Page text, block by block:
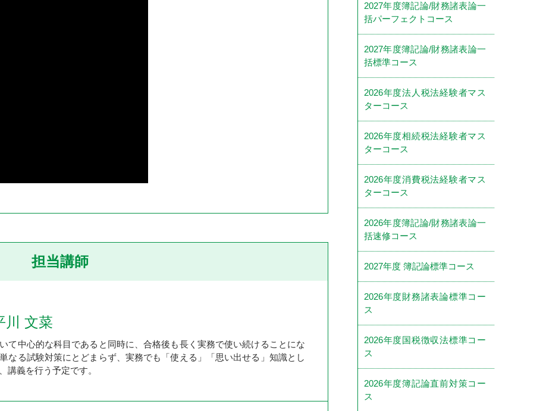
担当講師
川 文菜
て中心的な科目であると同時に、合格後も長く実務で使い続けることにな
なる試験対策にとどまらず、実務でも「使える」「思い出せる」知識とし
講義を行う予定です。
2027年度簿記論/財務諸表論一
括パーフェクトコース
2027年度簿記論/財務諸表論一
括標準コース
2026年度法人税法経験者マス
ターコース
2026年度相続税法経験者マス
ターコース
2026年度消費税法経験者マス
ターコース
2026年度簿記論/財務諸表論一
括速修コース
2027年度 簿記論標準コース
2026年度財務諸表論標準コー
ス
2026年度国税徴収法標準コー
ス
2026年度簿記論直前対策コー
ス